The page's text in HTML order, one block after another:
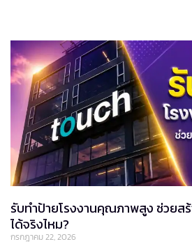
รับทำป้ายโรงงานคุณภาพสูง ช่วย
ได้จริงไหม?
กรกฎาคม 22, 2026